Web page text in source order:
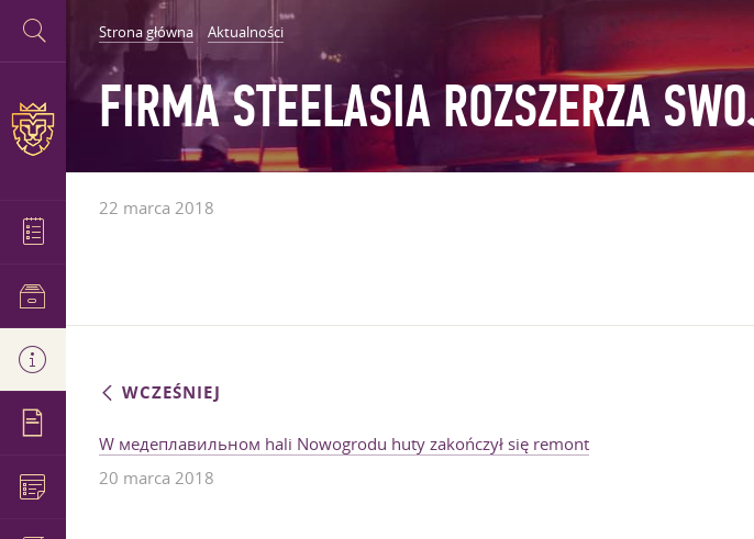
Strona główna Aktualności
FIRMA STEELASIA ROZSZERZA
22 marca 2018
WCZEŚNIEJ
W медеплавильном hali Nowogrodu huty zakończył się remont
20 marca 2018